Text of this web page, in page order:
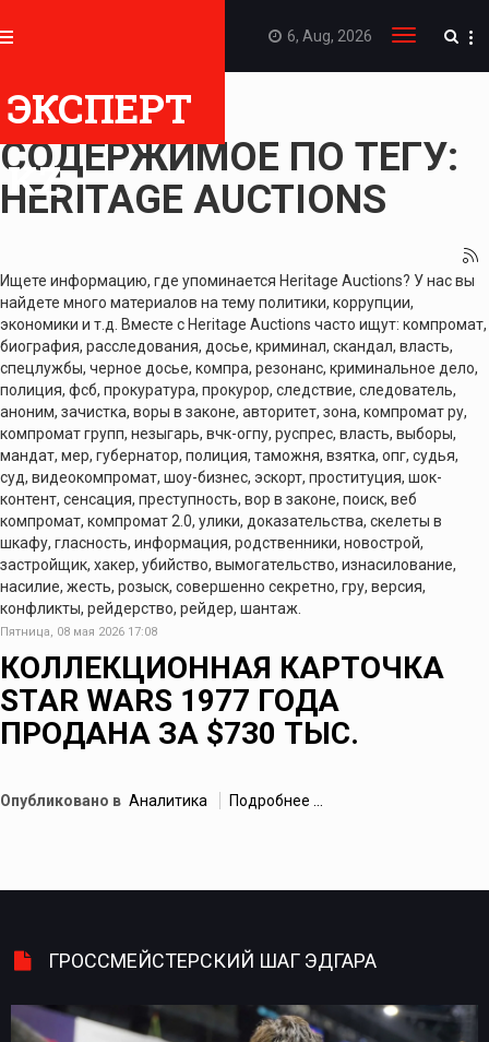
ЭКСПЕРТ
KZ
6, Aug, 2026
Toggle
ПОКАЗАТЬ
СОДЕРЖИМОЕ ПО ТЕГУ:
HERITAGE AUCTIONS
Ищете информацию, где упоминается Heritage Auctions? У нас вы
найдете много материалов на тему политики, коррупции,
экономики и т.д. Вместе с Heritage Auctions часто ищут: компромат,
биография, расследования, досье, криминал, скандал, власть,
спецлужбы, черное досье, компра, резонанс, криминальное дело,
полиция, фсб, прокуратура, прокурор, следствие, следователь,
аноним, зачистка, воры в законе, авторитет, зона, компромат ру,
компромат групп, незыгарь, вчк-огпу, руспрес, власть, выборы,
мандат, мер, губернатор, полиция, таможня, взятка, опг, судья,
суд, видеокомпромат, шоу-бизнес, эскорт, проституция, шок-
контент, сенсация, преступность, вор в законе, поиск, веб
компромат, компромат 2.0, улики, доказательства, скелеты в
шкафу, гласность, информация, родственники, новострой,
застройщик, хакер, убийство, вымогательство, изнасилование,
насилие, жесть, розыск, совершенно секретно, гру, версия,
конфликты, рейдерство, рейдер, шантаж.
Пятница, 08 мая 2026 17:08
КОЛЛЕКЦИОННАЯ КАРТОЧКА
STAR WARS 1977 ГОДА
ПРОДАНА ЗА $730 ТЫС.
Опубликовано в Аналитика Подробнее ...
ГРОССМЕЙСТЕРСКИЙ ШАГ ЭДГАРА